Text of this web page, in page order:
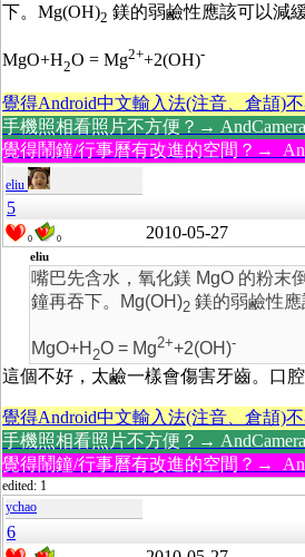
下。Mg(OH)2 鎂的弱鹼性應該可以減
MgO+H2O = Mg2++2(OH)-
覺得Android中文輸入法(注音、倉頡)
手機照相看照片不方便？→ AndCamera
覺得鬧鐘/行事曆有改進的空間？→
eliu
5
0 0 2010-05-27
eliu
嘴巴先含水，氧化鎂 MgO 的粉末
鐘再吞下。Mg(OH)2鎂的弱鹼性應
MgO+H 2O = Mg2++2(OH)-
這個不好，太鹼一樣會傷害牙齒。口腔
覺得Android中文輸入法(注音、倉頡)
手機照相看照片不方便？→ AndCamera
覺得鬧鐘/行事曆有改進的空間？→
edited: 1
ychao
6